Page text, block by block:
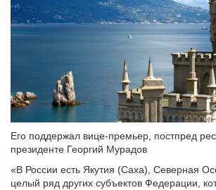
Его поддержал вице-премьер, постпред
президенте Георгий Мурадов
«В России есть Якутия (Саха), Северная
целый ряд других субъектов Федерации,